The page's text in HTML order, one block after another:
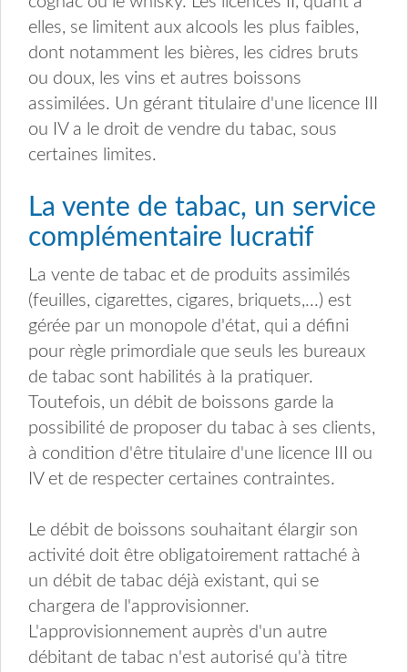
elles, se limitent aux alcools les plus faibles,
dont notamment les bières, les cidres bruts
ou doux, les vins et autres boissons
assimilées. Un gérant titulaire d'une licence III
ou IV a le droit de vendre du tabac, sous
certaines limites.
La vente de tabac, un service
complémentaire lucratif
La vente de tabac et de produits assimilés
(feuilles, cigarettes, cigares, briquets,...) est
gérée par un monopole d'état, qui a défini
pour règle primordiale que seuls les bureaux
de tabac sont habilités à la pratiquer.
Toutefois, un débit de boissons garde la
possibilité de proposer du tabac à ses clients,
à condition d'être titulaire d'une licence III ou
IV et de respecter certaines contraintes.
Le débit de boissons souhaitant élargir son
activité doit être obligatoirement rattaché à
un débit de tabac déjà existant, qui se
chargera de l'approvisionner.
L'approvisionnement auprès d'un autre
débitant de tabac n'est autorisé qu'à titre